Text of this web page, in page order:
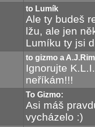
to Lumík
Ale ty budeš
lžu, ale jen
Lumíku ty jsi
to gizmo a
Ignorujte
neříkám!!!
To Gizmo:
Asi máš
vycházelo :)